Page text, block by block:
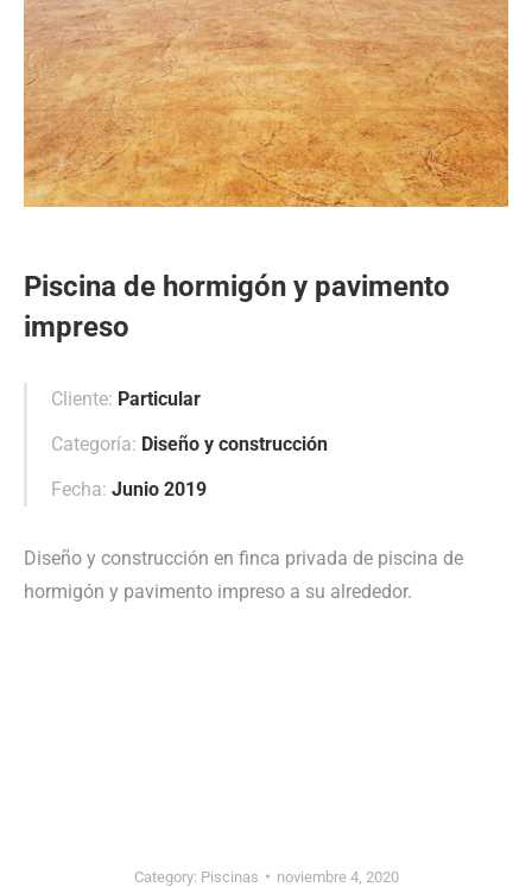
Piscina de hormigón y pavimento
impreso
Cliente: Particular
Categoría: Diseño y construcción
Fecha: Junio 2019
Diseño y construcción en finca privada de piscina de
hormigón y pavimento impreso a su alrededor.
Category: Piscinas noviembre 4, 2020